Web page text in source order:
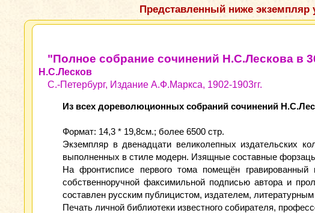
Представленный ниже экземпляр
"Полное собрание сочинений Н.С.Лескова в
Н.С.Лесков
С.-Петербург, Издание А.Ф.Маркса, 1902-1903гг.
Из всех дореволюционных собраний сочинений
Формат: 14,3 * 19,8см.; более 6500 стр.
Экземпляр в двенадцати великолепных издательских
выполненных в стиле модерн. Изящные составные
На фронтисписе первого тома помещён
собственноручной факсимильной подписью автора и
составлен русским публицистом, издателем,
Печать личной библиотеки известного собирателя,